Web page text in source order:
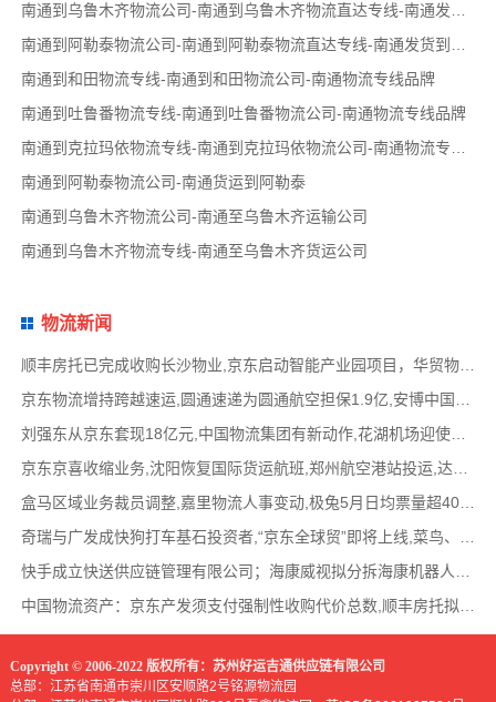
南通到乌鲁木齐物流公司-南通到乌鲁木齐物流直达专线-南通发货到乌鲁木齐
南通到阿勒泰物流公司-南通到阿勒泰物流直达专线-南通发货到阿勒泰
南通到和田物流专线-南通到和田物流公司-南通物流专线品牌
南通到吐鲁番物流专线-南通到吐鲁番物流公司-南通物流专线品牌
南通到克拉玛依物流专线-南通到克拉玛依物流公司-南通物流专线品牌
南通到阿勒泰物流公司-南通货运到阿勒泰
南通到乌鲁木齐物流公司-南通至乌鲁木齐运输公司
南通到乌鲁木齐物流专线-南通至乌鲁木齐货运公司
物流新闻
顺丰房托已完成收购长沙物业,京东启动智能产业园项目，华贸物流签署约2亿元专线产品运营合
京东物流增持跨越速运,圆通速递为圆通航空担保1.9亿,安博中国牵手启橙中国,中通云仓发布6
刘强东从京东套现18亿元,中国物流集团有新动作,花湖机场迎使用许可审查,丰巢自营洗衣在全国
京东京喜收缩业务,沈阳恢复国际货运航班,郑州航空港站投运,达达快送发布618战报,顺丰发布最
盒马区域业务裁员调整,嘉里物流人事变动,极兔5月日均票量超4000万,菜鸟开通中美特惠海运专线
奇瑞与广发成快狗打车基石投资者,“京东全球贸”即将上线,菜鸟、普洛斯公布减碳举措,中国
快手成立快送供应链管理有限公司；海康威视拟分拆海康机器人至创业板上市；传化智联6.93亿
中国物流资产：京东产发须支付强制性收购代价总数,顺丰房托拟收购长沙物业,京东、普洛斯等
Copyright © 2006-2022 版权所有：苏州好运吉通供应链有限公司
总部：江苏省南通市崇川区安顺路2号铭源物流园